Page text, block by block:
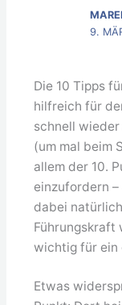
9.
Die 10 Tipps
hilfreich für
schnell wieder
(um mal beim
allem der 10.
einzufordern
dabei
Führungskraft
wichtig für ein
Etwas